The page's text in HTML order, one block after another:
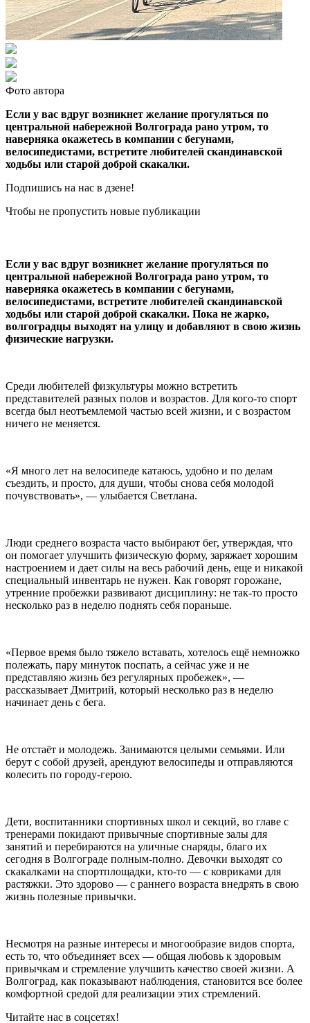
Фото автора
Если у вас вдруг возникнет желание прогуляться по
центральной набережной Волгограда рано утром, то
наверняка окажетесь в компании с бегунами,
велосипедистами, встретите любителей скандинавской
ходьбы или старой доброй скакалки.
Подпишись на нас в дзене!
Чтобы не пропустить новые публикации
Если у вас вдруг возникнет желание прогуляться по
центральной набережной Волгограда рано утром, то
наверняка окажетесь в компании с бегунами,
велосипедистами, встретите любителей скандинавской
ходьбы или старой доброй скакалки. Пока не жарко,
волгоградцы выходят на улицу и добавляют в свою жизнь
физические нагрузки.
Среди любителей физкультуры можно встретить
представителей разных полов и возрастов. Для кого-то спорт
всегда был неотъемлемой частью всей жизни, и с возрастом
ничего не меняется.
«Я много лет на велосипеде катаюсь, удобно и по делам
съездить, и просто, для души, чтобы снова себя молодой
почувствовать», — улыбается Светлана.
Люди среднего возраста часто выбирают бег, утверждая, что
он помогает улучшить физическую форму, заряжает хорошим
настроением и дает силы на весь рабочий день, еще и никакой
специальный инвентарь не нужен. Как говорят горожане,
утренние пробежки развивают дисциплину: не так-то просто
несколько раз в неделю поднять себя пораньше.
«Первое время было тяжело вставать, хотелось ещё немножко
полежать, пару минуток поспать, а сейчас уже и не
представляю жизнь без регулярных пробежек», —
рассказывает Дмитрий, который несколько раз в неделю
начинает день с бега.
Не отстаёт и молодежь. Занимаются целыми семьями. Или
берут с собой друзей, арендуют велосипеды и отправляются
колесить по городу-герою.
Дети, воспитанники спортивных школ и секций, во главе с
тренерами покидают привычные спортивные залы для
занятий и перебираются на уличные снаряды, благо их
сегодня в Волгограде полным-полно. Девочки выходят со
скакалками на спортплощадки, кто-то — с ковриками для
растяжки. Это здорово — с раннего возраста внедрять в свою
жизнь полезные привычки.
Несмотря на разные интересы и многообразие видов спорта,
есть то, что объединяет всех — общая любовь к здоровым
привычкам и стремление улучшить качество своей жизни. А
Волгоград, как показывают наблюдения, становится все более
комфортной средой для реализации этих стремлений.
Читайте нас в соцсетях!